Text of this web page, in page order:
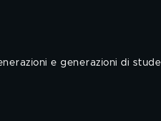
e generazioni di